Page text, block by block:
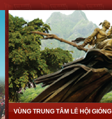
VÙNG TRUNG TÂM LỄ HỘI GIÓNG